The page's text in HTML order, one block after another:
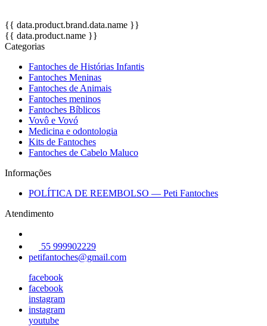
{{ data.product.brand.data.name }}
{{ data.product.name }}
Categorias
Fantoches de Histórias Infantis
Fantoches Meninas
Fantoches de Animais
Fantoches meninos
Fantoches Bíblicos
Vovô e Vovó
Medicina e odontologia
Kits de Fantoches
Fantoches de Cabelo Maluco
Informações
POLÍTICA DE REEMBOLSO — Peti Fantoches
Atendimento
55 999902229
petifantoches@gmail.com
facebook
facebook
instagram
instagram
youtube